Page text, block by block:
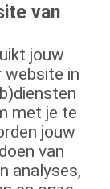
van
jouw
website in
met je te
jouw
van
analyses,